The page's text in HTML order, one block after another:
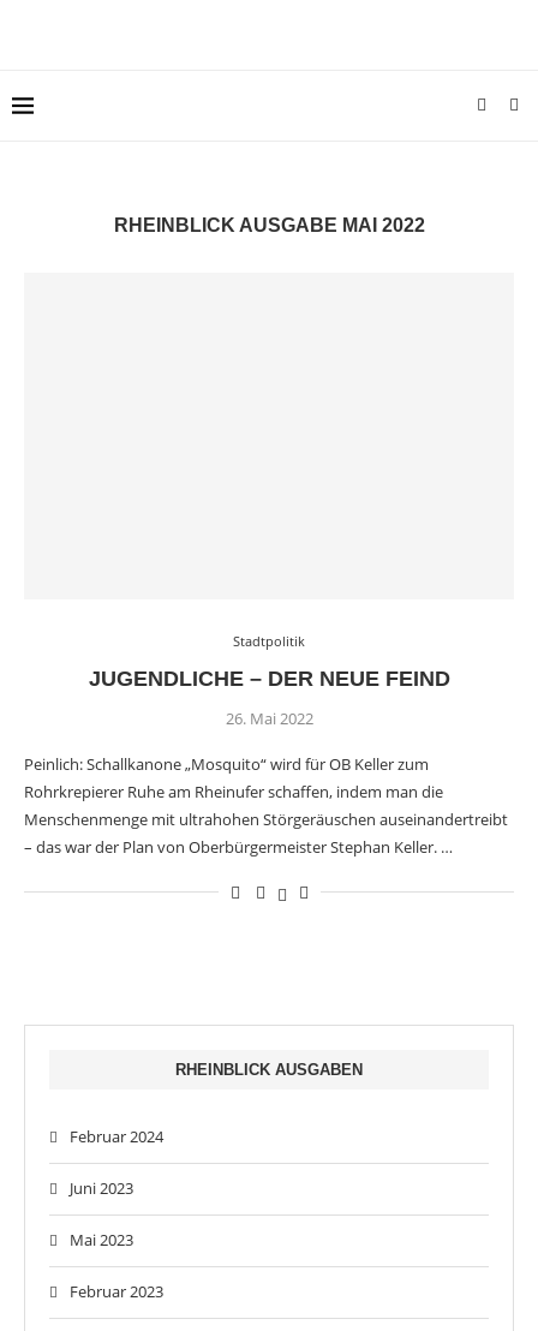
RHEINBLICK AUSGABE MAI 2022
Stadtpolitik
JUGENDLICHE – DER NEUE FEIND
26. Mai 2022
Peinlich: Schallkanone „Mosquito“ wird für OB Keller zum
Rohrkrepierer Ruhe am Rheinufer schaffen, indem man die
Menschenmenge mit ultrahohen Störgeräuschen auseinandertreibt
– das war der Plan von Oberbürgermeister Stephan Keller. …
RHEINBLICK AUSGABEN
Februar 2024
Juni 2023
Mai 2023
Februar 2023